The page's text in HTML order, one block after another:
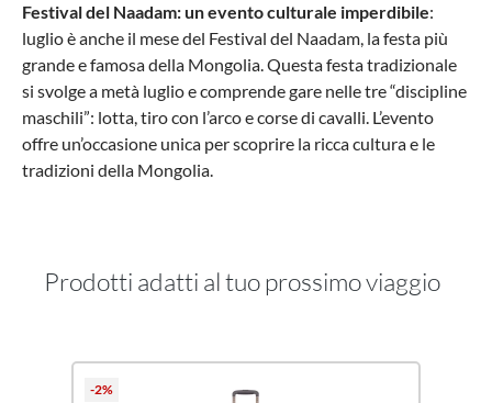
Festival del Naadam: un evento culturale imperdibile:
luglio è anche il mese del Festival del Naadam, la festa più
grande e famosa della Mongolia. Questa festa tradizionale
si svolge a metà luglio e comprende gare nelle tre “discipline
maschili”: lotta, tiro con l’arco e corse di cavalli. L’evento
offre un’occasione unica per scoprire la ricca cultura e le
tradizioni della Mongolia.
Prodotti adatti al tuo prossimo viaggio
-2%